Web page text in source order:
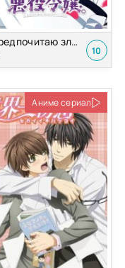
Я предпочитаю злодейку
10
Аниме сериал